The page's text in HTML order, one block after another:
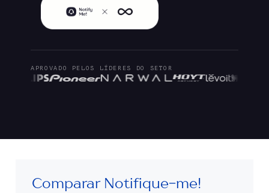
APROVADO PELOS LÍDERES DO SETOR
Comparar Notifique-me!